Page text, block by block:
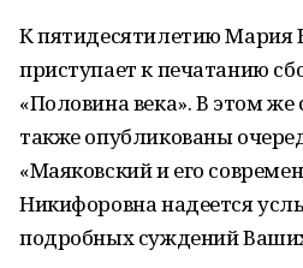
К пятидесятилетию Мария
приступает к печатанию
«Половина века». В этом же
также опубликованы
«Маяковский и его
Никифоровна надеется
подробных суждений